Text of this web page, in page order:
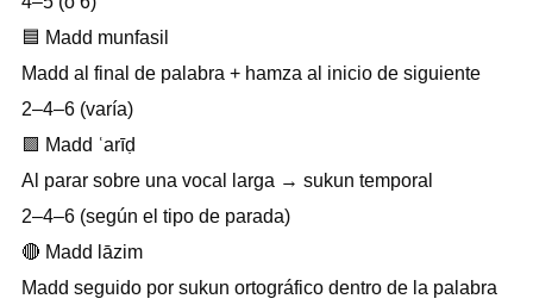
🟦 Madd munfasil
Madd al final de palabra + hamza al inicio de siguiente
2–4–6 (varía)
🟪 Madd ʿarīḍ
Al parar sobre una vocal larga → sukun temporal
2–4–6 (según el tipo de parada)
🔴 Madd lāzim
Madd seguido por sukun ortográfico dentro de la palabra